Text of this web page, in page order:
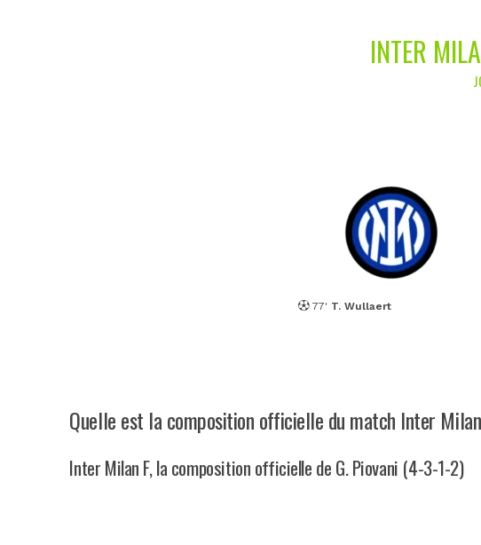
INTER
77' T. Wullaert
Quelle est la composition officielle du match Inter
Inter Milan F, la composition officielle de G. Piovani (4-3-1-2)